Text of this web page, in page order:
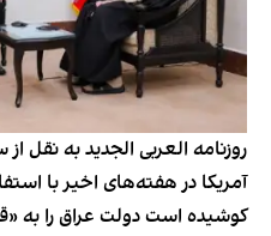
روزنامه العربی الجدید به نقل
آمریکا در هفته‌های اخیر با
کوشیده است دولت عراق را به